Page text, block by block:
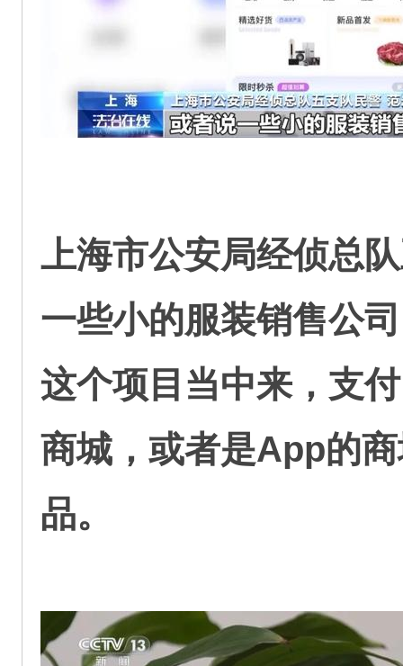
上海市公安局经侦总
一些小的服装销售公
这个项目当中来，支
商城，或者是App的
品。